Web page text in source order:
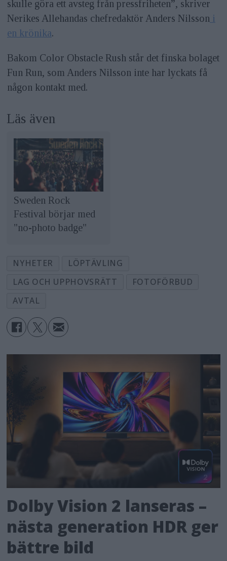
skulle göra ett avsteg från pressfriheten”, skriver
Nerikes Allehandas chefredaktör Anders Nilsson i
en krönika.
Bakom Color Obstacle Rush står det finska bolaget
Fun Run, som Anders Nilsson inte har lyckats få
någon kontakt med.
Läs även
Sweden Rock
Festival börjar med
"no-photo badge"
NYHETER
LÖPTÄVLING
LAG OCH UPPHOVSRÄTT
FOTOFÖRBUD
AVTAL
Dolby Vision 2 lanseras –
nästa generation HDR ger
bättre bild